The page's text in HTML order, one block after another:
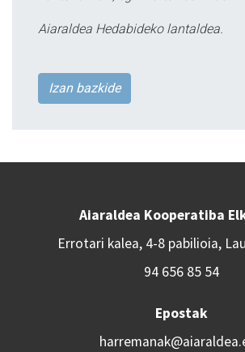
Aiaraldea Hedabideko lantaldea.
Izan bazkide
Aiaraldea Kooperatiba
Errotari kalea, 4-8 pabilioia,
94 656 85 54
Epostak